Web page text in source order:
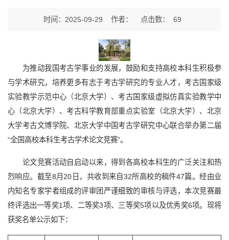
时间：2025-09-29 作者： 点击数： 69
为推动我国考古学事业的发展，鼓励和支持高校本科生积极参
与学术研究，培养更多有志于考古学研究的专业人才，考古国家级
实验教学示范中心（北京大学）、考古国家级虚拟仿真实验教学中
心（北京大学）、考古科学教育部重点实验室（北京大学）、北京
大学考古文博学院、北京大学中国考古学研究中心联合举办第二届
“全国高校本科生考古学术论文竞赛”。
论文竞赛活动自启动以来，得到各高校本科生的广泛关注和热
烈响应。截至8月20日，共收到来自32所高校的稿件47篇。经由业
内知名专家学者组成的评审团严谨细致的审核与评选，本次竞赛最
终评选出一等奖1项、二等奖3项、三等奖5项以及优秀奖6项。现将
获奖名单公示如下：